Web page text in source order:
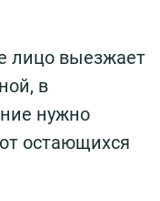
лицо выезжает
в
нужно
остающихся